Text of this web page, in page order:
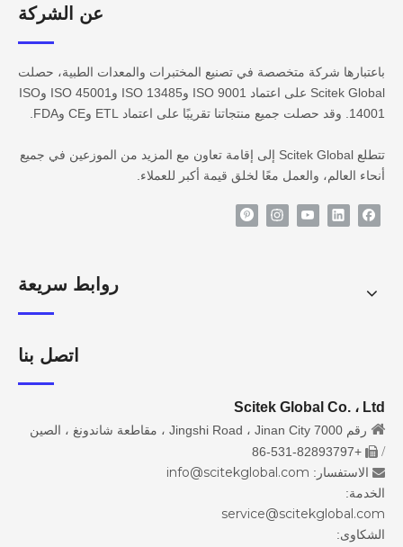
عن الشركة​​​​​​
باعتبارها شركة متخصصة في تصنيع المختبرات والمعدات الطبية، حصلت
Scitek Global على اعتماد ISO 9001 وISO 13485 وISO 45001 وISO
14001. وقد حصلت جميع منتجاتنا تقريبًا على اعتماد ETL وCE وFDA.
تتطلع Scitek Global إلى إقامة تعاون مع المزيد من الموزعين في جميع
أنحاء العالم، والعمل معًا لخلق قيمة أكبر للعملاء.
روابط سريعة
اتصل بنا
Scitek Global Co. ، Ltd
 رقم 7000 Jingshi Road ، Jinan City ، مقاطعة شاندونغ ، الصين
/

+86-531-82893797
 الاستفسار: info@scitekglobal.com
الخدمة:
service@scitekglobal.com
الشكاوى: